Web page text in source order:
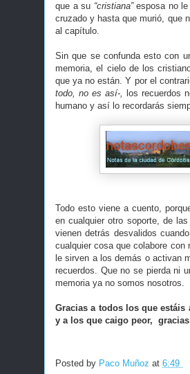
que a su “cristiana”esposa no le
cruzado y hasta que murió, que
al capítulo.
Sin que se confunda esto con
memoria, el cielo de los
que ya no están. Y por el
todo, no es así-,
los recuerdos
humano y así lo recordarás
Todo esto viene a cuento,
en cualquier otro soporte, de
vienen detrás desvalidos
cualquier cosa que colabore con
le sirven a los demás o activan
recuerdos. Que no se pierda ni
memoria ya no somos nosotros.
Gracias a todos los que
y a los que caigo peor,
Posted by Paco Muñoz at 6:49